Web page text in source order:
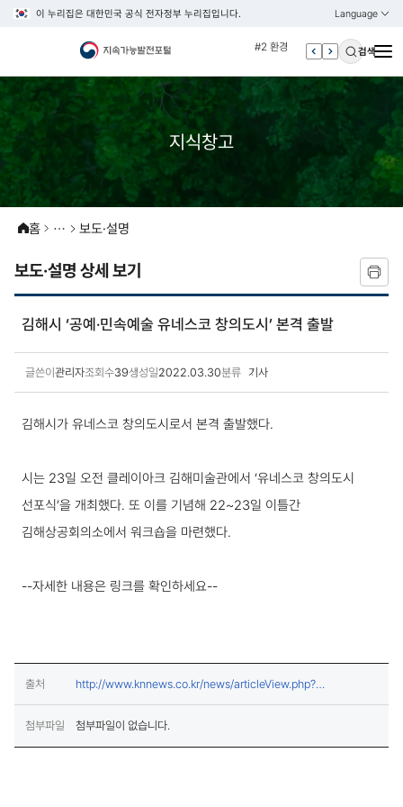
이 누리집은 대한민국 공식 전자정부 누리집입니다. Language
열기
KOREAN
ENGLISH
#4 관세
#5 esg
#6 빈곤
#6 빈곤
검색
지식창고
홈 보도·설명
보도·설명 상세 보기
김해시 ‘공예·민속예술 유네스코 창의도시’ 본격 출발
글쓴이관리자조회수39생성일2022.03.30분류 기사
김해시가 유네스코 창의도시로서 본격 출발했다.
시는 23일 오전 클레이아크 김해미술관에서 ‘유네스코 창의도시
선포식’을 개최했다. 또 이를 기념해 22~23일 이틀간
김해상공회의소에서 워크숍을 마련했다.
--자세한 내용은 링크를 확인하세요--
출처
http://www.knnews.co.kr/news/articleView.php?
첨부파일
첨부파일이 없습니다.